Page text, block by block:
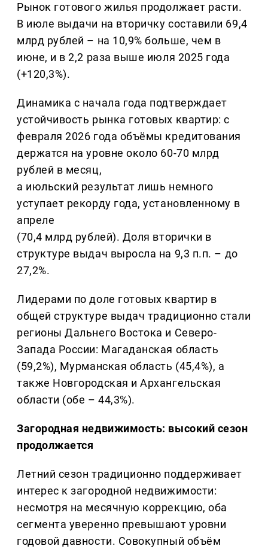
Рынок готового жилья продолжает расти.
В июле выдачи на вторичку составили 69,4
млрд рублей – на 10,9% больше, чем в
июне, и в 2,2 раза выше июля 2025 года
(+120,3%).
Динамика с начала года подтверждает
устойчивость рынка готовых квартир: с
февраля 2026 года объёмы кредитования
держатся на уровне около 60-70 млрд
рублей в месяц,
а июльский результат лишь немного
уступает рекорду года, установленному в
апреле
(70,4 млрд рублей). Доля вторички в
структуре выдач выросла на 9,3 п.п. – до
27,2%.
Лидерами по доле готовых квартир в
общей структуре выдач традиционно стали
регионы Дальнего Востока и Северо-
Запада России: Магаданская область
(59,2%), Мурманская область (45,4%), а
также Новгородская и Архангельская
области (обе – 44,3%).
Загородная недвижимость: высокий сезон
продолжается
Летний сезон традиционно поддерживает
интерес к загородной недвижимости:
несмотря на месячную коррекцию, оба
сегмента уверенно превышают уровни
годовой давности. Совокупный объём